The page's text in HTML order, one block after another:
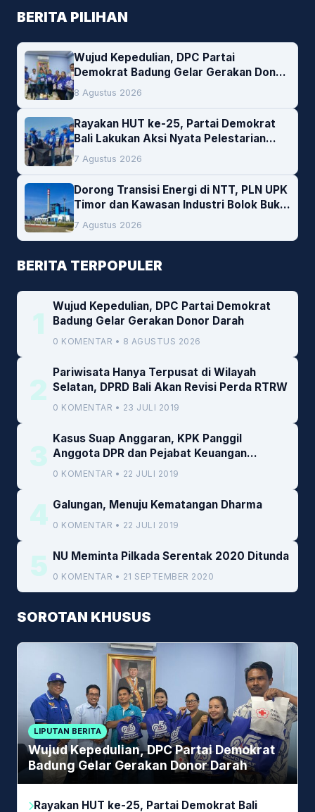
BERITA PILIHAN
Wujud Kepedulian, DPC Partai
Demokrat Badung Gelar Gerakan Donor
Darah
8 Agustus 2026
Rayakan HUT ke-25, Partai Demokrat
Bali Lakukan Aksi Nyata Pelestarian
Lingkungan
7 Agustus 2026
Dorong Transisi Energi di NTT, PLN UPK
Timor dan Kawasan Industri Bolok Buka
Peluang Investasi Woodchip untuk
Cofiring PLTU Bolok
7 Agustus 2026
BERITA TERPOPULER
1
Wujud Kepedulian, DPC Partai Demokrat
Badung Gelar Gerakan Donor Darah
0 KOMENTAR • 8 AGUSTUS 2026
2
Pariwisata Hanya Terpusat di Wilayah
Selatan, DPRD Bali Akan Revisi Perda RTRW
0 KOMENTAR • 23 JULI 2019
3
Kasus Suap Anggaran, KPK Panggil
Anggota DPR dan Pejabat Keuangan
Kemenkeu
0 KOMENTAR • 22 JULI 2019
4 Galungan, Menuju Kematangan Dharma
0 KOMENTAR • 22 JULI 2019
5 NU Meminta Pilkada Serentak 2020 Ditunda
0 KOMENTAR • 21 SEPTEMBER 2020
SOROTAN KHUSUS
LIPUTAN BERITA
Wujud Kepedulian, DPC Partai Demokrat
Badung Gelar Gerakan Donor Darah
Rayakan HUT ke-25, Partai Demokrat Bali